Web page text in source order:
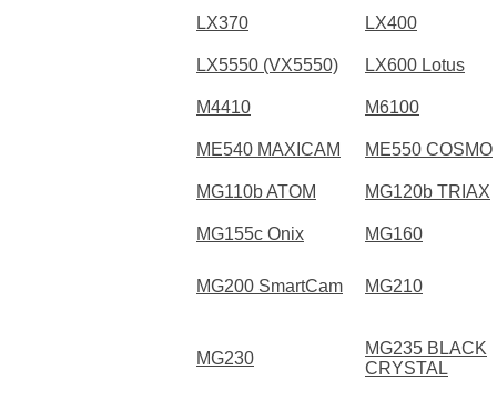
LX370 LX400
LX5550 (VX5550) LX600 Lotus
M4410 M6100
ME540 MAXICAM ME550 COSMO
MG110b ATOM MG120b TRIAX
MG155c Onix MG160
MG200 SmartCam MG210
MG230
MG235 BLACK
CRYSTAL